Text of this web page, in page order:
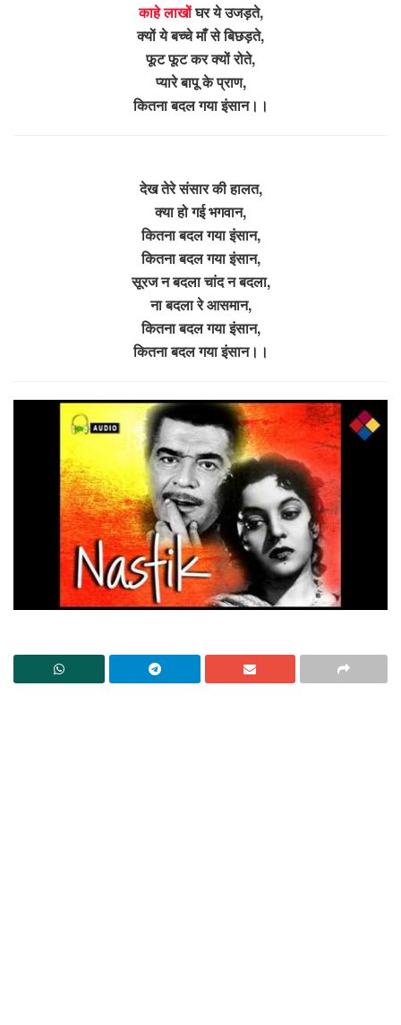
काहे लाखोंघर ये उजड़ते,
क्यों ये बच्चे माँ से बिछड़ते,
फूट फूट कर क्यों रोते,
प्यारे बापू के प्राण,
कितना बदल गया इंसान।।
देख तेरे संसार की हालत,
क्या हो गई भगवान,
कितना बदल गया इंसान,
कितना बदल गया इंसान,
सूरज न बदला चांद न बदला,
ना बदला रे आसमान,
कितना बदल गया इंसान,
कितना बदल गया इंसान।।